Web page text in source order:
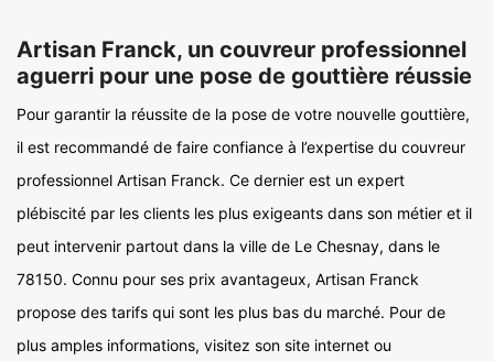
Artisan Franck, un couvreur professionnel
aguerri pour une pose de gouttière réussie
Pour garantir la réussite de la pose de votre nouvelle gouttière,
il est recommandé de faire confiance à l’expertise du couvreur
professionnel Artisan Franck. Ce dernier est un expert
plébiscité par les clients les plus exigeants dans son métier et il
peut intervenir partout dans la ville de Le Chesnay, dans le
78150. Connu pour ses prix avantageux, Artisan Franck
propose des tarifs qui sont les plus bas du marché. Pour de
plus amples informations, visitez son site internet ou